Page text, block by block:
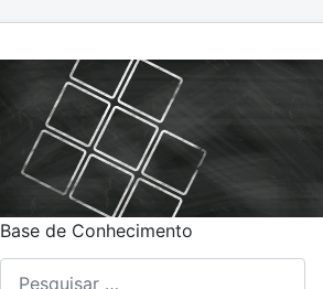
Base de Conhecimento